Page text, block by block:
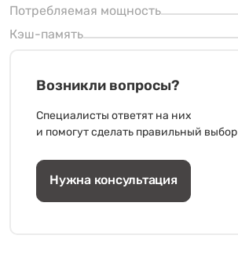
Потребляемая мощность
Кэш-память
Возникли вопросы?
Специалисты ответят на них
и помогут сделать правильный выбор
Нужна консультация